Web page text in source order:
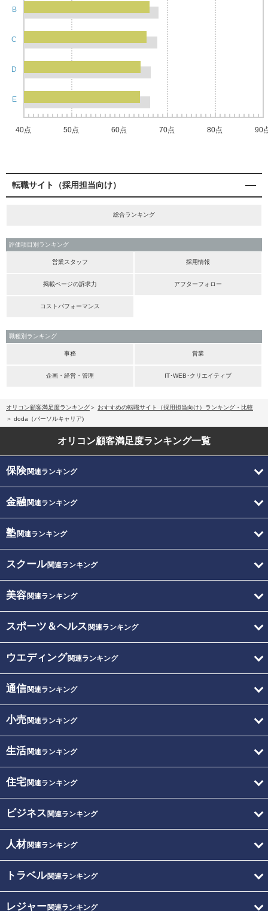
B
C
D
E
40点 50点 60点 70点 80点 90
転職サイト（採用担当向け）
総合ランキング
評価項目別ランキング
営業スタッフ 採用情報
掲載ページの訴求力 アフターフォロー
コストパフォーマンス
職種別ランキング
事務 営業
企画・経営・管理 IT･WEB･クリエイティブ
オリコン顧客満足度ランキング
おすすめの転職サイト（採用担当向け）ランキング・比較
doda（パーソルキャリア)
オリコン顧客満足度ランキング一覧
保険関連ランキング
金融関連ランキング
塾関連ランキング
スクール関連ランキング
美容関連ランキング
スポーツ＆ヘルス 関連ランキング
ウエディング関連ランキング
通信関連ランキング
小売関連ランキング
生活関連ランキング
住宅関連ランキング
ビジネス 関連ランキング
人材関連ランキング
トラベル関連ランキング
レジャー関連ランキング